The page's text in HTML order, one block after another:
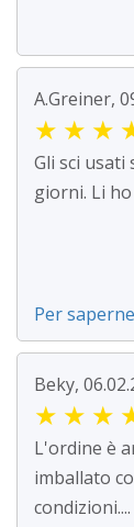
A.Greiner,
★ ★ ★
Gli sci
giorni. Li
Per
Beky,
★ ★ ★
L'ordine è
imballato
condizioni....